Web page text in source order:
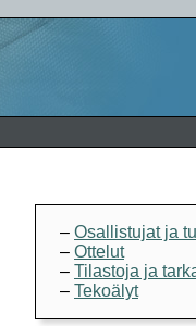
Osallistujat ja
Ottelut
Tilastoja ja
Tekoälyt